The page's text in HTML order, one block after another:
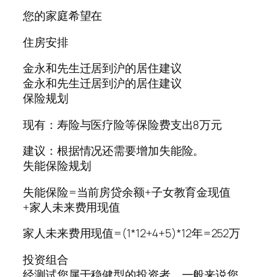
您的家庭希望在
住房安排
金永和先生迁居到沪的居住建议
金永和先生迁居到沪的居住建议
保险规划
现有：寿险与医疗险等保险费支出8万元
建议：根据情况还需要增加失能险。
失能保险规划
失能保险=当前房贷余额+子女教育金现值
+家人未来费用现值
家人未来费用现值=(1*12+4+5)*12年=252万
投资组合